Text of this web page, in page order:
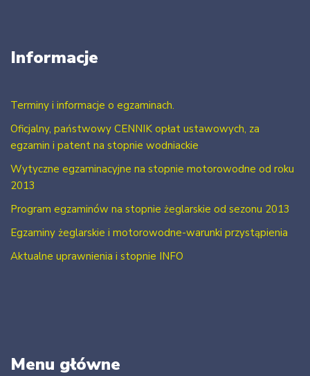
Informacje
Terminy i informacje o egzaminach.
Oficjalny, państwowy CENNIK opłat ustawowych, za
egzamin i patent na stopnie wodniackie
Wytyczne egzaminacyjne na stopnie motorowodne od roku
2013
Program egzaminów na stopnie żeglarskie od sezonu 2013
Egzaminy żeglarskie i motorowodne-warunki przystąpienia
Aktualne uprawnienia i stopnie INFO
Menu główne